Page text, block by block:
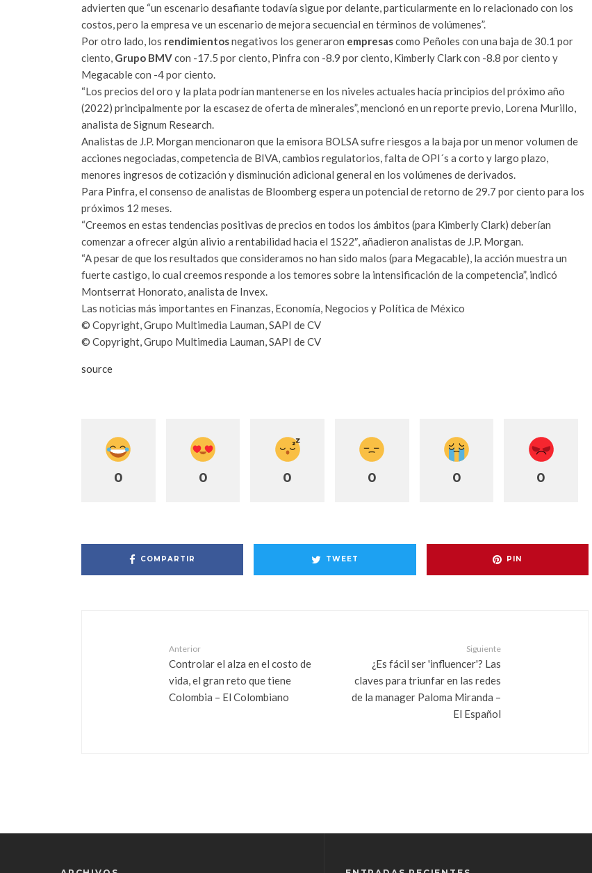
advierten que “un escenario desafiante todavía sigue por delante, particularmente en lo relacionado con los
costos, pero la empresa ve un escenario de mejora secuencial en términos de volúmenes”.
Por otro lado, los rendimientosnegativos los generaron empresascomo Peñoles con una baja de 30.1 por
ciento, Grupo BMVcon -17.5 por ciento, Pinfra con -8.9 por ciento, Kimberly Clark con -8.8 por ciento y
Megacable con -4 por ciento.
“Los precios del oro y la plata podrían mantenerse en los niveles actuales hacía principios del próximo año
(2022) principalmente por la escasez de oferta de minerales”, mencionó en un reporte previo, Lorena Murillo,
analista de Signum Research.
Analistas de J.P. Morgan mencionaron que la emisora BOLSA sufre riesgos a la baja por un menor volumen de
acciones negociadas, competencia de BIVA, cambios regulatorios, falta de OPI´s a corto y largo plazo,
menores ingresos de cotización y disminución adicional general en los volúmenes de derivados.
Para Pinfra, el consenso de analistas de Bloomberg espera un potencial de retorno de 29.7 por ciento para los
próximos 12 meses.
“Creemos en estas tendencias positivas de precios en todos los ámbitos (para Kimberly Clark) deberían
comenzar a ofrecer algún alivio a rentabilidad hacia el 1S22″, añadieron analistas de J.P. Morgan.
“A pesar de que los resultados que consideramos no han sido malos (para Megacable), la acción muestra un
fuerte castigo, lo cual creemos responde a los temores sobre la intensificación de la competencia”, indicó
Montserrat Honorato, analista de Invex.
Las noticias más importantes en Finanzas, Economía, Negocios y Política de México
© Copyright, Grupo Multimedia Lauman, SAPI de CV
© Copyright, Grupo Multimedia Lauman, SAPI de CV
source
0 0 0 0 0 0
COMPARTIR TWEET PIN
Anterior
Controlar el alza en el costo de
vida, el gran reto que tiene
Colombia – El Colombiano
Siguiente
¿Es fácil ser 'influencer'? Las
claves para triunfar en las redes
de la manager Paloma Miranda –
El Español